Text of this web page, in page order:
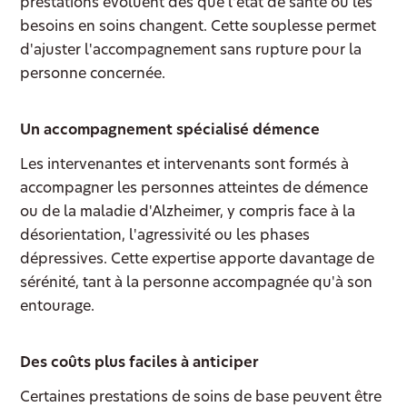
prestations évoluent dès que l'état de santé ou les
besoins en soins changent. Cette souplesse permet
d'ajuster l'accompagnement sans rupture pour la
personne concernée.
Un accompagnement spécialisé démence
Les intervenantes et intervenants sont formés à
accompagner les personnes atteintes de démence
ou de la maladie d'Alzheimer, y compris face à la
désorientation, l'agressivité ou les phases
dépressives. Cette expertise apporte davantage de
sérénité, tant à la personne accompagnée qu'à son
entourage.
Des coûts plus faciles à anticiper
Certaines prestations de soins de base peuvent être